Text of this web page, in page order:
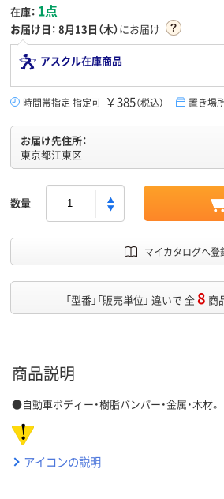
在庫： 1点
お届け日： 8月13日（木）にお届け
アスクル在庫商品
時間帯指定 指定可 ￥385（税込） 置き場
お届け先住所：
東京都江東区
数量
マイカタログへ登
「型番」「販売単位」 違いで 全8 商
商品説明
●自動車ボディー・樹脂バンパー・金属・木材。
アイコンの説明